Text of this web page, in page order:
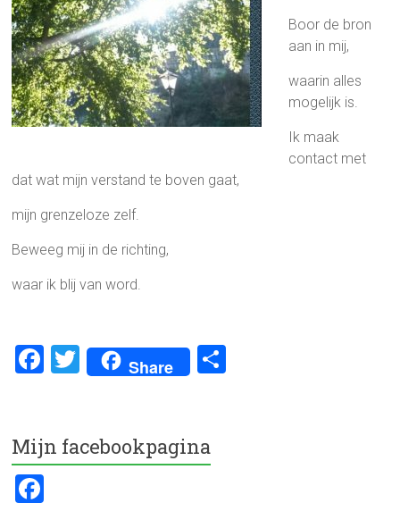
Boor de bron
aan in mij,
waarin alles
mogelijk is.
Ik maak
contact met
dat wat mijn verstand te boven gaat,
mijn grenzeloze zelf.
Beweeg mij in de richting,
waar ik blij van word.
F
b
o
T
wi
er
Share
Mijn facebookpagina